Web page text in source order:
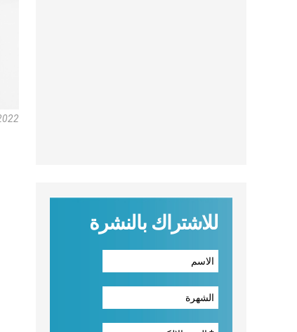
للاشتراك بالنشرة